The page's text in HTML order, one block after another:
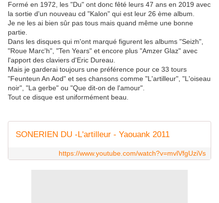
Formé en 1972, les "Du" ont donc fêté leurs 47 ans en 2019 avec
la sortie d'un nouveau cd "Kalon" qui est leur 26 ème album.
Je ne les ai bien sûr pas tous mais quand même une bonne
partie.
Dans les disques qui m'ont marqué figurent les albums "Seizh",
"Roue Marc'h", "Ten Years" et encore plus "Amzer Glaz" avec
l'apport des claviers d'Eric Dureau.
Mais je garderai toujours une préférence pour ce 33 tours
"Feunteun An Aod" et ses chansons comme "L'artilleur", "L'oiseau
noir", "La gerbe" ou "Que dit-on de l'amour".
Tout ce disque est uniformément beau.
SONERIEN DU -L'artilleur - Yaouank 2011
https://www.youtube.com/watch?v=mvlVfgUziVs